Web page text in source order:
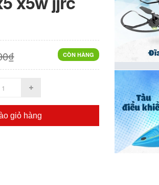
CÒN HÀNG
giỏ hàng